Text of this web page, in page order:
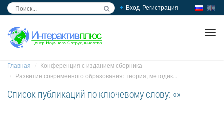
Вход Регистрация
Главная
Конференция с изданием сборника
Развитие современного образования: теория, методик...
Список публикаций по ключевому слову: «»